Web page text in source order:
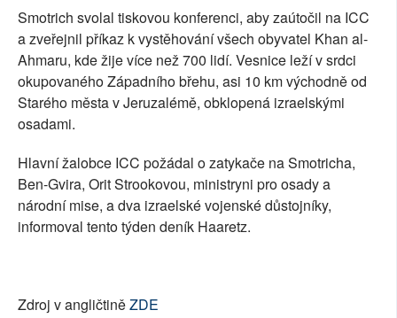
Smotrich svolal tiskovou konferenci, aby zaútočil na ICC
a zveřejnil příkaz k vystěhování všech obyvatel Khan al-
Ahmaru, kde žije více než 700 lidí. Vesnice leží v srdci
okupovaného Západního břehu, asi 10 km východně od
Starého města v Jeruzalémě, obklopená izraelskými
osadami.
Hlavní žalobce ICC požádal o zatykače na Smotricha,
Ben-Gvira, Orit Strookovou, ministryni pro osady a
národní mise, a dva izraelské vojenské důstojníky,
informoval tento týden deník Haaretz.
Zdroj v angličtiněZDE